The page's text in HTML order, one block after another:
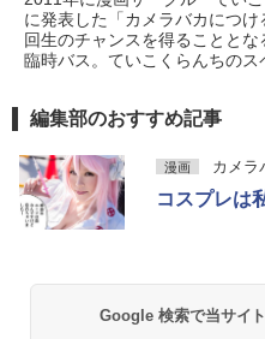
に発表した「カメラバカにつ
回生のチャンスを得ることと
臨時バス。ていこくらんちのス
編集部のおすすめ記事
漫画 カメラ
コスプレは
Google 検索で当サイ